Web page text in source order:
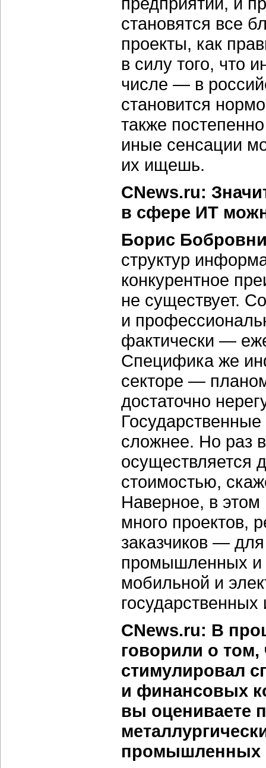
становятся все
проекты, как
в силу того, что
числе — в
становится
также
иные сенсации
их ищешь.
CNews.ru:
в сфере ИТ
Борис
структур
конкурентное
не существует.
и
фактически —
Специфика же
секторе —
достаточно
сложнее. Но раз
осуществляется
стоимостью,
Наверное, в
много проектов,
заказчиков —
промышленных и
мобильной и
CNews.ru: В
говорили о том,
стимулировал
и финансовых
вы оцениваете
промышленных